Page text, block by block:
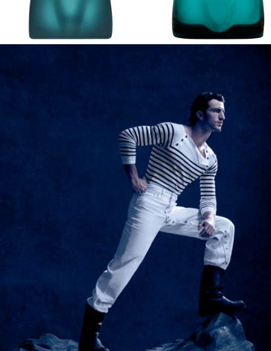
LE MALE
ancora più intensa
81 €
SCOPRI